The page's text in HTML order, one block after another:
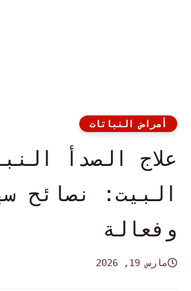
أمراض النباتات
علاج الصدأ
البيت: نصائح
وفعالة
مارس 19, 2026